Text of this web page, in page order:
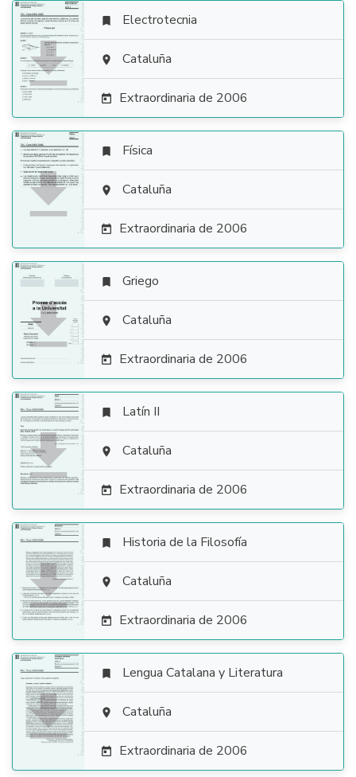

 Electrotecnia
 Cataluña
 Extraordinaria de 2006

 Física
 Cataluña
 Extraordinaria de 2006

 Griego
 Cataluña
 Extraordinaria de 2006

 Latín II
 Cataluña
 Extraordinaria de 2006

 Historia de la Filosofía
 Cataluña
 Extraordinaria de 2006

 Lengua Catalana y Literatura
 Cataluña
 Extraordinaria de 2006